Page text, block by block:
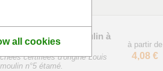
et grilles Moulin à
étamé Tellier
certifiées d'origine Louis
n°5 étamé.
à partir de
4,08 €
all cookies